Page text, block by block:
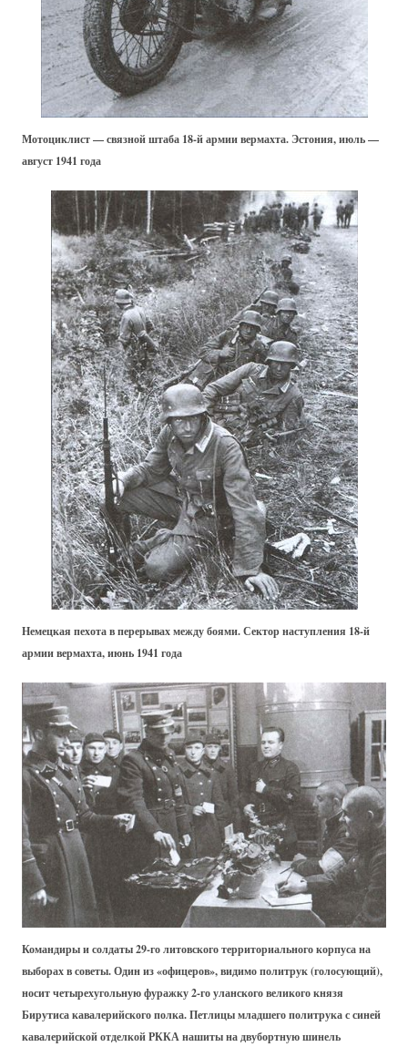
Мотоциклист — связной штаба 18-й армии вермахта. Эстония, июль —
август 1941 года
Немецкая пехота в перерывах между боями. Сектор наступления 18-й
армии вермахта, июнь 1941 года
Командиры и солдаты 29-го литовского территориального корпуса на
выборах в советы. Один из «офицеров», видимо политрук (голосующий),
носит четырехугольную фуражку 2-го уланского великого князя
Бирутиса кавалерийского полка. Петлицы младшего политрука с синей
кавалерийской отделкой РККА нашиты на двубортную шинель